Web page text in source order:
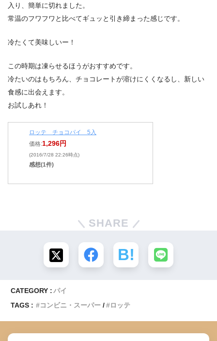
入り、簡単に切れました。
常温のフワフワと比べてギュッと引き締まった感じです。
冷たくて美味しいー！
この時期は凍らせるほうがおすすめです。
冷たいのはもちろん、チョコレートが溶けにくくなるし、新しい
食感に出会えます。
お試しあれ！
ロッテ チョコパイ 5入
価格:1,296円
(2016/7/28 22:26時点)
感想(1件)
SHARE
CATEGORY : パイ
TAGS :
コンビニ・スーパー ロッテ